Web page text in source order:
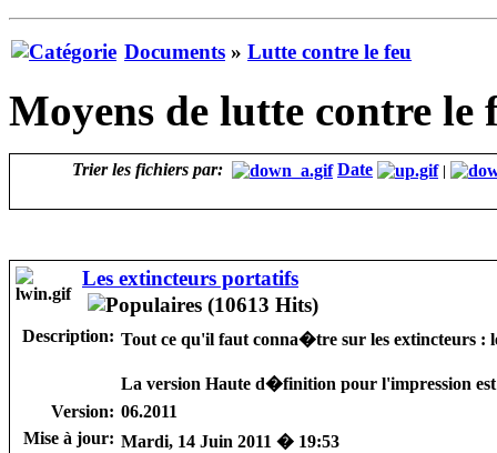
Documents » Lutte contre le feu
Moyens de lutte contre le
Trier les fichiers par: Date |
Les extincteurs portatifs
Description: Tout ce qu'il faut conna�tre sur les extincteurs :
La version Haute d�finition pour l'impression
Version: 06.2011
Mise à jour: Mardi, 14 Juin 2011 � 19:53